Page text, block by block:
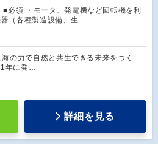
■必須 ・モータ、発電機など回転機を利
器（各種製造設備、生…
の力で自然と共生できる未来をつく
年に発…
詳細を見る